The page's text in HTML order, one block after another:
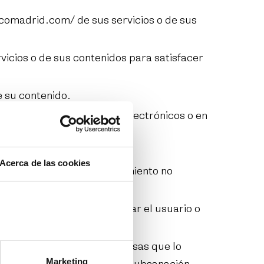
Acerca de las cookies
Marketing
de sus servicios o de sus
o de sus contenidos para satisfacer
su contenido.
en los documentos electrónicos o en
utilice
a realizar un tratamiento no
que pudiera realizar el usuario o
que no concurran causas que lo